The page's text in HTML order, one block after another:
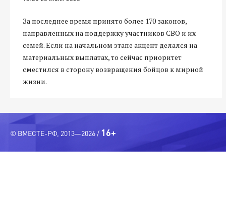
За последнее время принято более 170 законов,
направленных на поддержку участников СВО и их
семей. Если на начальном этапе акцент делался на
материальных выплатах, то сейчас приоритет
сместился в сторону возвращения бойцов к мирной
жизни.
© ВМЕСТЕ-РФ, 2013—2026 / 16+